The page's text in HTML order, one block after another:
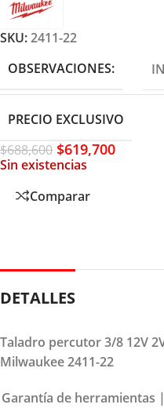
SKU:2411-22
OBSERVACIONES:
PRECIO EXCLUSIVO
$688,600 $619,700
Sin existencias
Comparar
DETALLES
Taladro percutor 3/8 12V
Milwaukee 2411-22
Garantía de herramientas